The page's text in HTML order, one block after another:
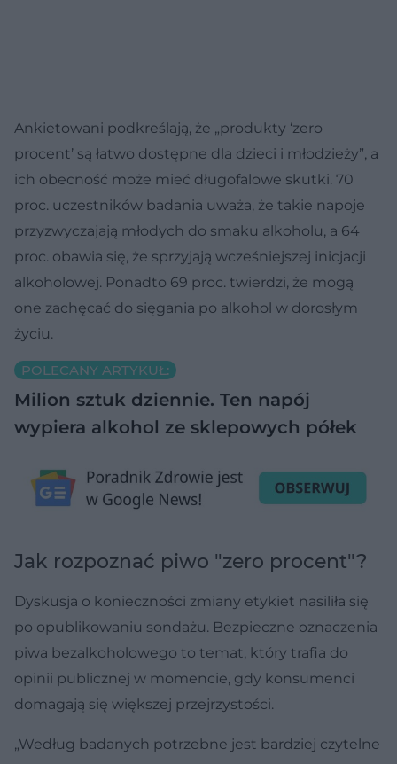
Ankietowani podkreślają, że „produkty ‘zero
procent’ są łatwo dostępne dla dzieci i młodzieży”, a
ich obecność może mieć długofalowe skutki. 70
proc. uczestników badania uważa, że takie napoje
przyzwyczajają młodych do smaku alkoholu, a 64
proc. obawia się, że sprzyjają wcześniejszej inicjacji
alkoholowej. Ponadto 69 proc. twierdzi, że mogą
one zachęcać do sięgania po alkohol w dorosłym
życiu.
POLECANY ARTYKUŁ:
Milion sztuk dziennie. Ten napój
wypiera alkohol ze sklepowych półek
Jak rozpoznać piwo "zero procent"?
Dyskusja o konieczności zmiany etykiet nasiliła się
po opublikowaniu sondażu. Bezpieczne oznaczenia
piwa bezalkoholowego to temat, który trafia do
opinii publicznej w momencie, gdy konsumenci
domagają się większej przejrzystości.
„Według badanych potrzebne jest bardziej czytelne